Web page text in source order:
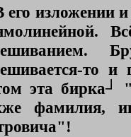
его изложении
то
эта бирка┘
фамилия,
!